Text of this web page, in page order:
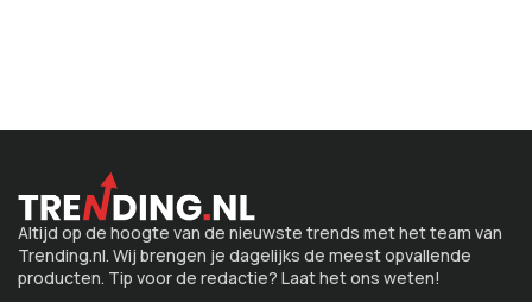
Altijd op de hoogte van de nieuwste trends met het team van
Trending.nl. Wij brengen je dagelijks de meest opvallende
producten. Tip voor de redactie? Laat het ons weten!